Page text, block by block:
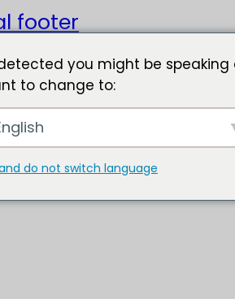
footer
you might be
to change to:
do not switch language